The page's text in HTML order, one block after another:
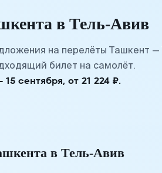
в Тель-Авив
на перелёты Ташкент
билет на самолёт.
сентября, от 21 224 ₽.
в Тель-Авив